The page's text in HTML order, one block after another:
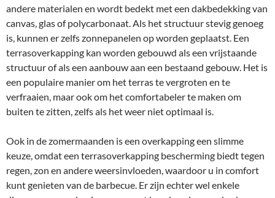
andere materialen en wordt bedekt met een dakbedekking van
canvas, glas of polycarbonaat. Als het structuur stevig genoeg
is, kunnen er zelfs zonnepanelen op worden geplaatst. Een
terrasoverkapping kan worden gebouwd als een vrijstaande
structuur of als een aanbouw aan een bestaand gebouw. Het is
een populaire manier om het terras te vergroten en te
verfraaien, maar ook om het comfortabeler te maken om
buiten te zitten, zelfs als het weer niet optimaal is.
Ook in de zomermaanden is een overkapping een slimme
keuze, omdat een terrasoverkapping bescherming biedt tegen
regen, zon en andere weersinvloeden, waardoor u in comfort
kunt genieten van de barbecue. Er zijn echter wel enkele